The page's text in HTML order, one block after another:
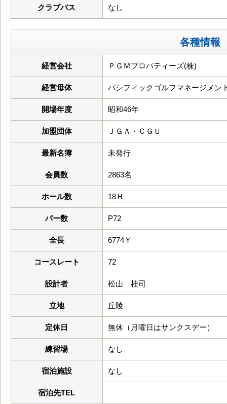
クラブバス なし
各種情報
経営会社 ＰＧＭプロパティーズ(株)
経営母体 パシフィックゴルフマネージメン
開場年度 昭和46年
加盟団体 ＪＧＡ・ＣＧＵ
最新名簿 未発行
会員数 2863名
ホール数 18Ｈ
パー数 P72
全長 6774Ｙ
コースレート 72
設計者 松山 桂司
立地 丘陵
定休日 無休（月曜日はサンクスデー）
練習場 なし
宿泊施設 なし
宿泊先TEL